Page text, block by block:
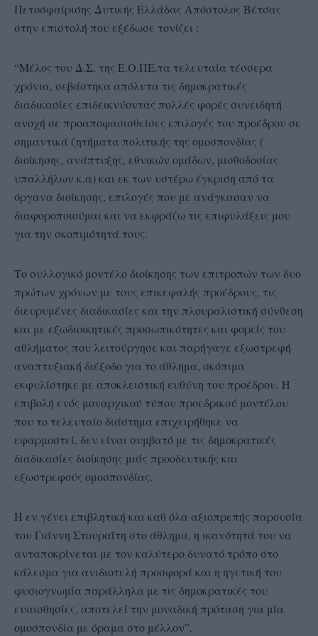
Πετοσφαίρισης Δυτικής Ελλάδας Απόστολος Βέτσας
στην επιστολή που εξέδωσε τονίζει :
“Μέλος του Δ.Σ. της Ε.Ο.ΠΕ.τα τελευταία τέσσερα
χρόνια, σεβάστηκα απόλυτα τις δημοκρατικές
διαδικασίες επιδεικνύοντας πολλές φορές συνειδητή
ανοχή σε προαποφασισθείσες επιλογές του προέδρου σε
σημαντικά ζητήματα πολιτικής της ομοσπονδίας (
διοίκησης, ανάπτυξης, εθνικών ομάδων, μισθοδοσίας
υπαλλήλων κ.α) και εκ των υστέρω έγκριση από τα
όργανα διοίκησης, επιλογές που με ανάγκασαν να
διαφοροποιούμαι και να εκφράζω τις επιφυλάξεις μου
για την σκοπιμότητά τους.
Το συλλογικό μοντέλο διοίκησης των επιτροπών των δυο
πρώτων χρόνων με τους επικεφαλής προέδρους, τις
διευρυμένες διαδικασίες και την πλουραλιστική σύνθεση
και με εξωδιοικητικές προσωπικότητες και φορείς του
αθλήματος που λειτούργησε και παρήγαγε εξωστρεφή
αναπτυξιακή διέξοδο για το άθλημα, σκόπιμα
εκφυλίστηκε με αποκλειστική ευθύνη του προέδρου. Η
επιβολή ενός μοναρχικού τύπου προεδρικού μοντέλου
που το τελευταίο διάστημα επιχειρήθηκε να
εφαρμοστεί, δεν είναι συμβατό με τις δημοκρατικές
διαδικασίες διοίκησης μιάς προοδευτικής και
εξωστρεφούς ομοσπονδίας.
Η εν γένει επιβλητική και καθ όλα αξιοπρεπής παρουσία
του Γιάννη Στουραΐτη στο άθλημα, η ικανότητά του να
ανταποκρίνεται με τον καλύτερο δυνατό τρόπο στο
κάλεσμα για ανιδιοτελή προσφορά και η ηγετική του
φυσιογνωμία παράλληλα με τις δημοκρατικές του
ευαισθησίες, αποτελεί την μοναδική πρόταση για μία
ομοσπονδία με όραμα στο μέλλον”.